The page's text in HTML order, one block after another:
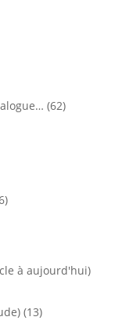
(62)
à aujourd'hui)
(13)